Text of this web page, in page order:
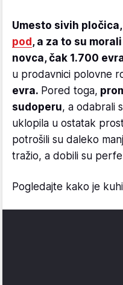
Umesto sivih
pod, a za to su
novca, čak 1.700
u prodavnici polovne
evra. Pored toga,
sudoperu, a odabrali
uklopila u ostatak
potrošili su daleko
tražio, a dobili su
Pogledajte kako je